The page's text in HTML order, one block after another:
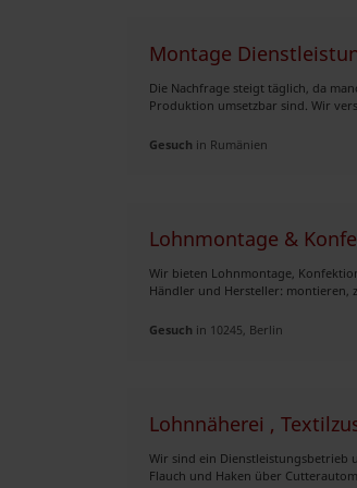
Montage
Die Nachfrage steigt täglich, da
Produktion umsetzbar sind. Wir
Gesuch in Rumänien
Lohnmontage &
Wir bieten Lohnmontage,
Händler und Hersteller: montieren,
Gesuch in 10245, Berlin
Lohnnäherei ,
Wir sind ein Dienstleistungsbetrieb
Flauch und Haken über